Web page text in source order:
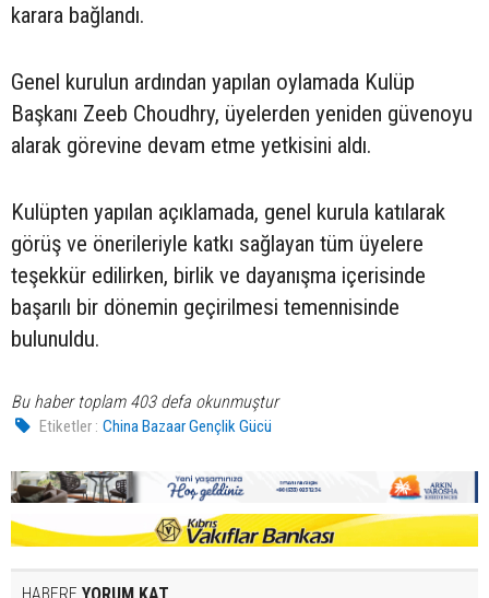
karara bağlandı.
Genel kurulun ardından yapılan oylamada Kulüp
Başkanı Zeeb Choudhry, üyelerden yeniden güvenoyu
alarak görevine devam etme yetkisini aldı.
Kulüpten yapılan açıklamada, genel kurula katılarak
görüş ve önerileriyle katkı sağlayan tüm üyelere
teşekkür edilirken, birlik ve dayanışma içerisinde
başarılı bir dönemin geçirilmesi temennisinde
bulunuldu.
Bu haber toplam 403 defa okunmuştur
Etiketler : China Bazaar Gençlik Gücü
HABERE YORUM KAT